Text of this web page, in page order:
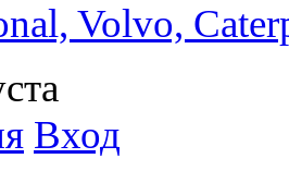
Volvo,
Вход